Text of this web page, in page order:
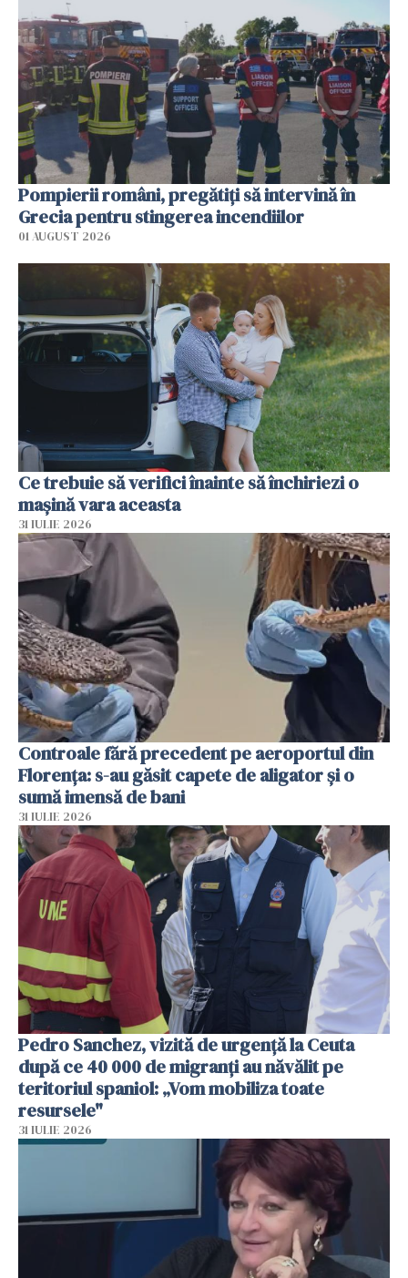
Pompierii români, pregătiţi să intervină în
Grecia pentru stingerea incendiilor
01 AUGUST 2026
Ce trebuie să verifici înainte să închiriezi o
mașină vara aceasta
31 IULIE 2026
Controale fără precedent pe aeroportul din
Florența: s-au găsit capete de aligator și o
sumă imensă de bani
31 IULIE 2026
Pedro Sanchez, vizită de urgență la Ceuta
după ce 40 000 de migranți au năvălit pe
teritoriul spaniol: „Vom mobiliza toate
resursele"
31 IULIE 2026